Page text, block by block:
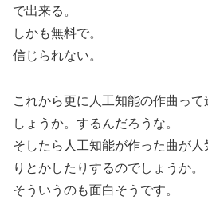
で出来る。
しかも無料で。
信じられない。
これから更に人工知能の作曲っ
しょうか。するんだろうな。
そしたら人工知能が作った曲が
りとかしたりするのでしょうか。
そういうのも面白そうです。